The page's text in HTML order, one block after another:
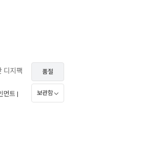
디지팩
먼트 |
품절
보관함